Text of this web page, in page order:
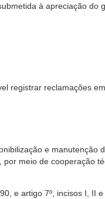
à apreciação do
registrar reclamações
e manutenção
meio de cooperação
e artigo 7º, incisos I, II